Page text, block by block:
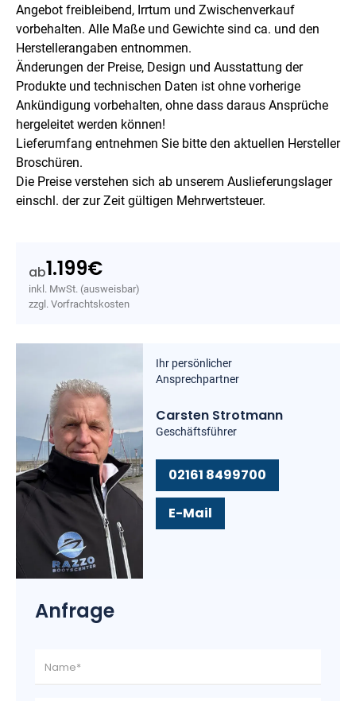
Angebot freibleibend, Irrtum und Zwischenverkauf
vorbehalten. Alle Maße und Gewichte sind ca. und den
Herstellerangaben entnommen.
Änderungen der Preise, Design und Ausstattung der
Produkte und technischen Daten ist ohne vorherige
Ankündigung vorbehalten, ohne dass daraus Ansprüche
hergeleitet werden können!
Lieferumfang entnehmen Sie bitte den aktuellen Hersteller
Broschüren.
Die Preise verstehen sich ab unserem Auslieferungslager
einschl. der zur Zeit gültigen Mehrwertsteuer.
ab1.199€
inkl. MwSt. (ausweisbar)
zzgl. Vorfrachtskosten
Ihr persönlicher
Ansprechpartner
Carsten Strotmann
Geschäftsführer
02161 8499700
E-Mail
Anfrage